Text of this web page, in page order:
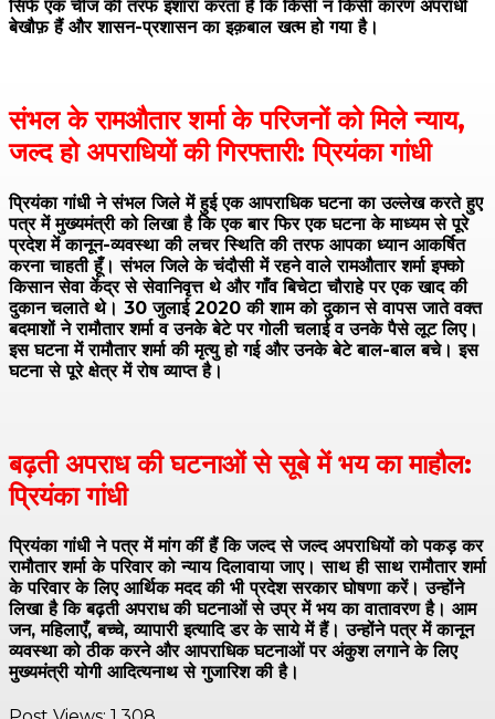
सिर्फ एक चीज की तरफ इशारा करता है कि किसी न किसी कारण अपराधी
बेखौफ़ हैं और शासन-प्रशासन का इक़बाल खत्म हो गया है।
संभल के रामऔतार शर्मा के परिजनों को मिले न्याय,
जल्द हो अपराधियों की गिरफ्तारी: प्रियंका गांधी
प्रियंका गांधी ने संभल जिले में हुई एक आपराधिक घटना का उल्लेख करते हुए
पत्र में मुख्यमंत्री को लिखा है कि एक बार फिर एक घटना के माध्यम से पूरे
प्रदेश में कानून-व्यवस्था की लचर स्थिति की तरफ आपका ध्यान आकर्षित
करना चाहती हूँ। संभल जिले के चंदौसी में रहने वाले रामऔतार शर्मा इफ्को
किसान सेवा केंद्र से सेवानिवृत्त थे और गाँव बिचेटा चौराहे पर एक खाद की
दुकान चलाते थे। 30 जुलाई 2020 की शाम को दुकान से वापस जाते वक्त
बदमाशों ने रामौतार शर्मा व उनके बेटे पर गोली चलाई व उनके पैसे लूट लिए।
इस घटना में रामौतार शर्मा की मृत्यु हो गई और उनके बेटे बाल-बाल बचे। इस
घटना से पूरे क्षेत्र में रोष व्याप्त है।
बढ़ती अपराध की घटनाओं से सूबे में भय का माहौल:
प्रियंका गांधी
प्रियंका गांधी ने पत्र में मांग कीं हैं कि जल्द से जल्द अपराधियों को पकड़ कर
रामौतार शर्मा के परिवार को न्याय दिलावाया जाए। साथ ही साथ रामौतार शर्मा
के परिवार के लिए आर्थिक मदद की भी प्रदेश सरकार घोषणा करें। उन्होंने
लिखा है कि बढ़ती अपराध की घटनाओं से उप्र में भय का वातावरण है। आम
जन, महिलाएँ, बच्चे, व्यापारी इत्यादि डर के साये में हैं। उन्होंने पत्र में कानून
व्यवस्था को ठीक करने और आपराधिक घटनाओं पर अंकुश लगाने के लिए
मुख्यमंत्री योगी आदित्यनाथ से गुजारिश की है।